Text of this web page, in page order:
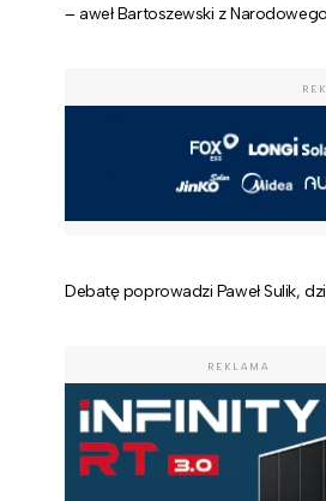
– aweł Bartoszewski z
Debatę poprowadzi Paweł Sulik,
REKLAMA